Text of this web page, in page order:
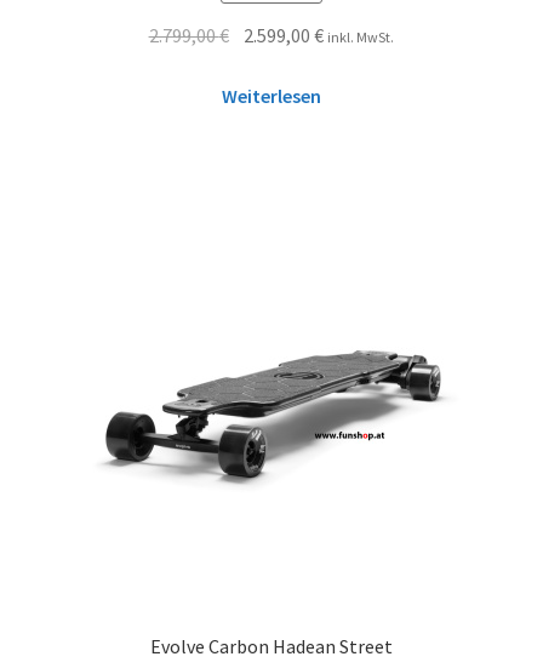
2.799,00€ 2.599,00€ inkl. MwSt.
Weiterlesen
Evolve Carbon Hadean Street